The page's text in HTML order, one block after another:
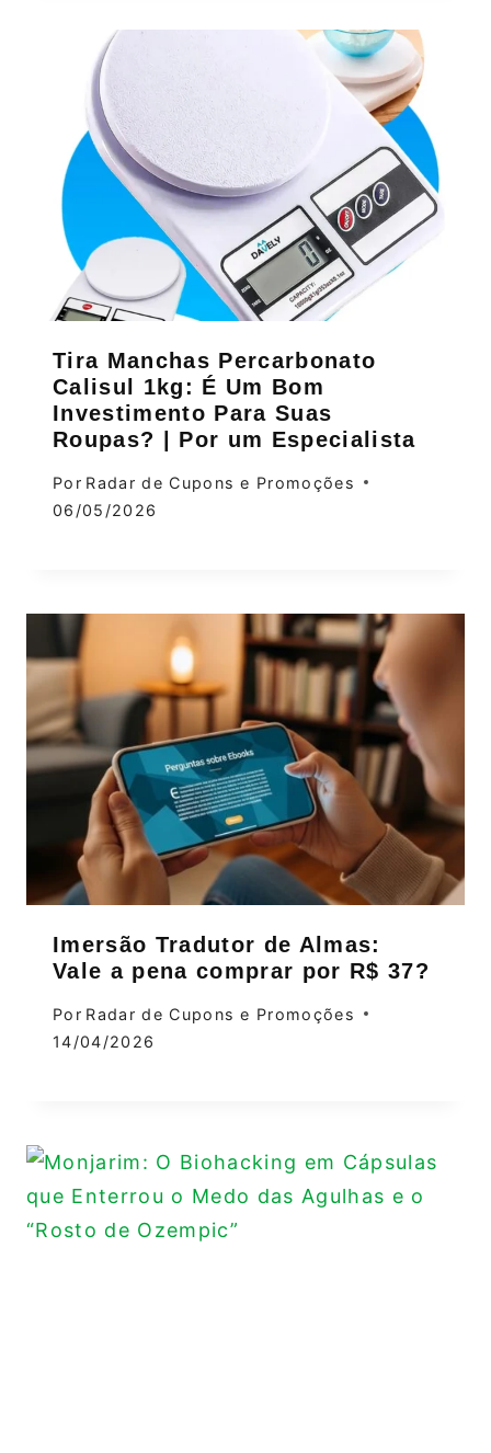
Tira Manchas Percarbonato
Calisul 1kg: É Um Bom
Investimento Para Suas
Roupas? | Por um Especialista
Por Radar de Cupons e Promoções
06/05/2026
Imersão Tradutor de Almas:
Vale a pena comprar por R$ 37?
Por Radar de Cupons e Promoções
14/04/2026